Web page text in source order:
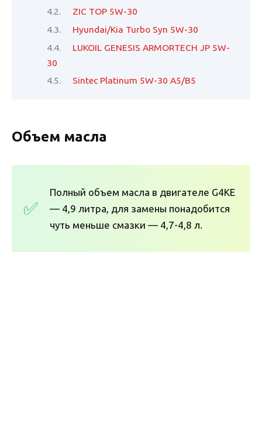
ZIC TOP 5W-30
Hyundai/Kia Turbo Syn 5W-30
LUKOIL GENESIS ARMORTECH JP 5W-
30
Sintec Platinum 5W-30 A5/B5
Объем масла
Полный объем масла в двигателе G4KE
— 4,9 литра, для замены понадобится
чуть меньше смазки — 4,7-4,8 л.